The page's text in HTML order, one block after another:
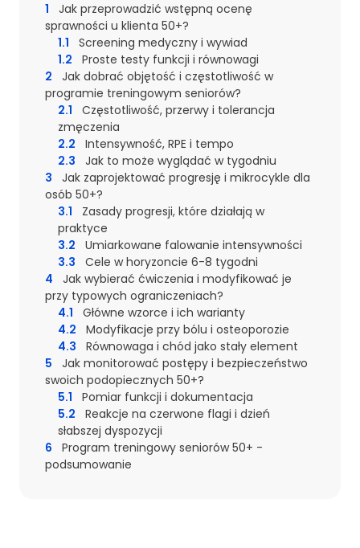
1
Jak przeprowadzić wstępną ocenę
sprawności u klienta 50+?
1.1
Screening medyczny i wywiad
1.2
Proste testy funkcji i równowagi
2
Jak dobrać objętość i częstotliwość w
programie treningowym seniorów?
2.1
Częstotliwość, przerwy i tolerancja
zmęczenia
2.2
Intensywność, RPE i tempo
2.3
Jak to może wyglądać w tygodniu
3
Jak zaprojektować progresję i mikrocykle dla
osób 50+?
3.1
Zasady progresji, które działają w
praktyce
3.2
Umiarkowane falowanie intensywności
3.3
Cele w horyzoncie 6-8 tygodni
4
Jak wybierać ćwiczenia i modyfikować je
przy typowych ograniczeniach?
4.1
Główne wzorce i ich warianty
4.2
Modyfikacje przy bólu i osteoporozie
4.3
Równowaga i chód jako stały element
5
Jak monitorować postępy i bezpieczeństwo
swoich podopiecznych 50+?
5.1
Pomiar funkcji i dokumentacja
5.2
Reakcje na czerwone flagi i dzień
słabszej dyspozycji
6
Program treningowy seniorów 50+ -
podsumowanie